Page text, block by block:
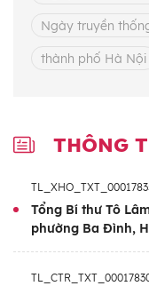
Sức mạnh
Ngày truyền
thành phố Hà Nội
THÔNG
Tổng Bí thư Tô
phường Ba Đình,